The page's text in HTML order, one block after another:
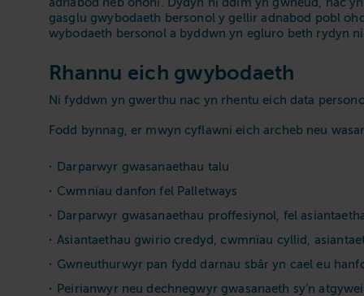
gasglu gwybodaeth bersonol y gellir adnabod pobl
wybodaeth bersonol a byddwn yn egluro beth rydyn
Rhannu eich gwybodaeth
Ni fyddwn yn gwerthu nac yn rhentu eich data
Fodd bynnag, er mwyn cyflawni eich archeb neu
Darparwyr gwasanaethau talu
Cwmnïau danfon fel Palletways
Darparwyr gwasanaethau proffesiynol, fel
Asiantaethau gwirio credyd, cwmnïau cyllid,
Gwneuthurwyr pan fydd darnau sbâr yn cael eu
Peirianwyr neu dechnegwyr gwasanaeth sy’n